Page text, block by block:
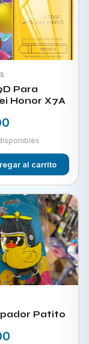
Para
Honor X7A
al carrito
Patito